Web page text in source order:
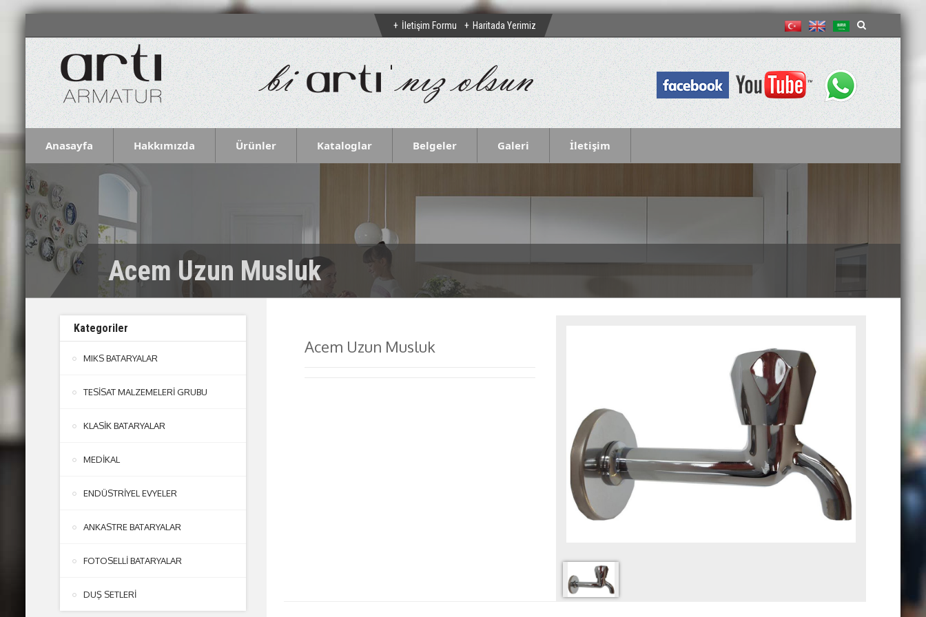
İletişim Formu Haritada Yerimiz
Anasayfa Hakkımızda Ürünler Kataloglar Belgeler Galeri İletişim
Acem Uzun Musluk
Kategoriler
MIKS BATARYALAR
TESİSAT MALZEMELERİ GRUBU
KLASİK BATARYALAR
MEDİKAL
ENDÜSTRİYEL EVYELER
ANKASTRE BATARYALAR
FOTOSELLİ BATARYALAR
DUŞ SETLERİ
Acem Uzun Musluk